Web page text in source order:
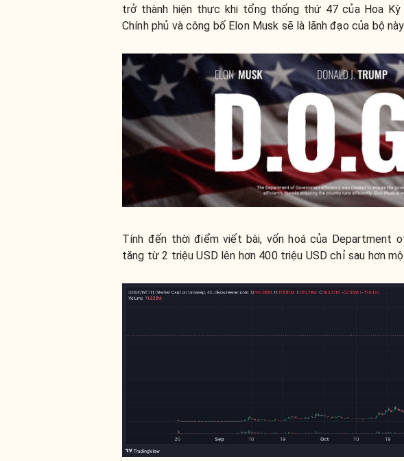
trở thành hiện thực khi tổng thống thứ 47 của Hoa
Chính phủ và công bố Elon Musk sẽ là lãnh đạo của bộ
Tính đến thời điểm viết bài, vốn hoá của Department
tăng từ 2 triệu USD lên hơn 400 triệu USD chỉ sau hơn